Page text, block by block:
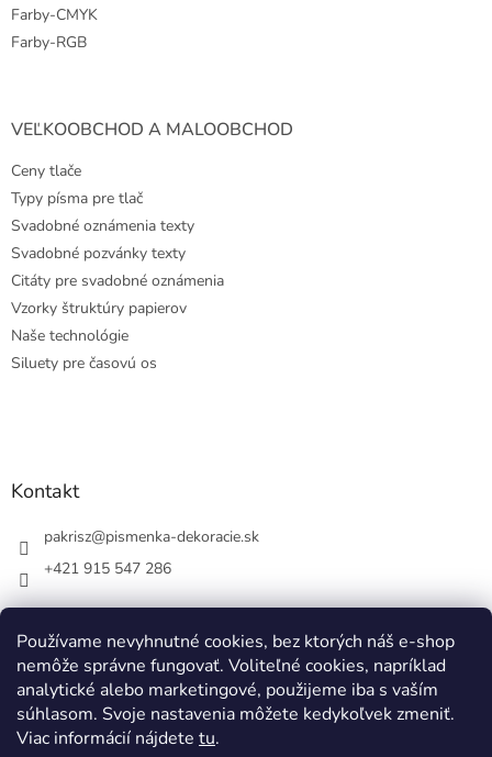
Používame nevyhnutné cookies, bez ktorých náš e-shop
nemôže správne fungovať. Voliteľné cookies, napríklad
analytické alebo marketingové, použijeme iba s vaším
súhlasom. Svoje nastavenia môžete kedykoľvek zmeniť.
Viac informácií nájdete tu.
Farby-CMYK
Farby-RGB
VEĽKOOBCHOD A MALOOBCHOD
Ceny tlače
Typy písma pre tlač
Svadobné oznámenia texty
Svadobné pozvánky texty
Citáty pre svadobné oznámenia
Vzorky štruktúry papierov
Naše technológie
Siluety pre časovú os
Kontakt
pakrisz@pismenka-dekoracie.sk
+421 915 547 286
Facebook